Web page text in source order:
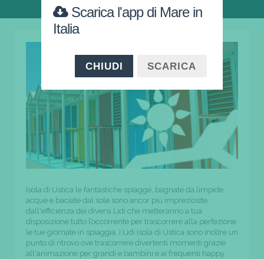
Isola di Ustica le fantastiche spiagge, bagnate da limpide
acque e baciate dal sole sono ancor più impreziosite
dall'efficienza dei diversi Lidi che metteranno a tua
disposizione tutto l’occorrente per trascorrere alla perfezione
le tue giornate in spiaggia. I Lidi Isola di Ustica sono inoltre un
punto di ritrovo ove trascorrere divertenti momenti grazie
all'animazione per grandi e bambini e ai frequenti happy
Scarica l'app di Mare in
Italia
CHIUDI SCARICA